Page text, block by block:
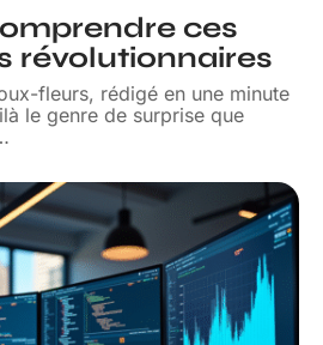
ces
révolutionnaires
fleurs, rédigé en une minute
le genre de surprise que